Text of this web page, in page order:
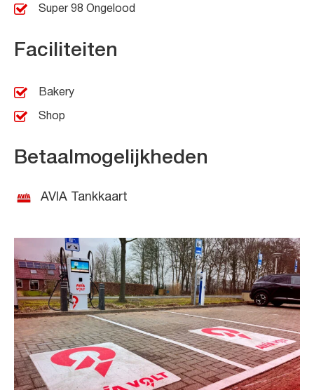
Super 98 Ongelood
Faciliteiten
Bakery
Shop
Betaalmogelijkheden
AVIA Tankkaart